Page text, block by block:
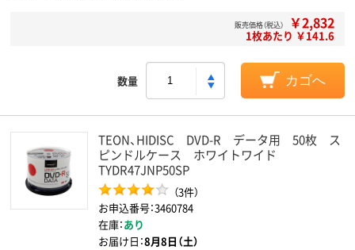
販売価格（税込） ￥2,832
1枚あたり ￥141.6
数量 カゴへ
TEON、HIDISC DVD-R データ用 50枚 ス
ピンドルケース ホワイトワイド
TYDR47JNP50SP
（3件）
お申込番号：3460784
在庫：あり
お届け日：8月8日（土）